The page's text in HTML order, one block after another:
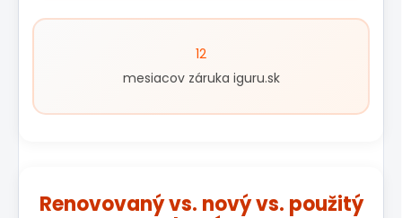
12
mesiacov záruka iguru.sk
Renovovaný vs. nový vs. použitý